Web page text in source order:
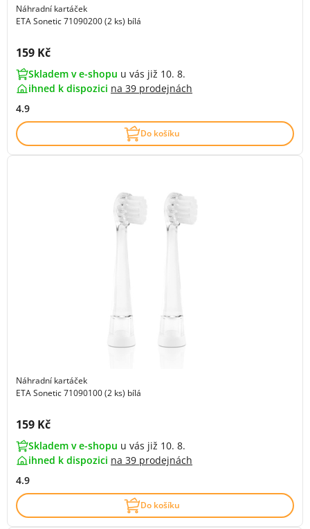
Náhradní kartáček
ETA Sonetic 71090200 (2 ks) bílá
Cena s DPH:
159 Kč
Skladem v e-shopu u vás již 10. 8.
ihned k dispozici na 39 prodejnách
4.9
Do košíku
Náhradní kartáček
ETA Sonetic 71090100 (2 ks) bílá
Cena s DPH:
159 Kč
Skladem v e-shopu u vás již 10. 8.
ihned k dispozici na 39 prodejnách
4.9
Do košíku